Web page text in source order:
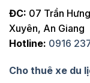
ĐC: 07 Trần
Xuyên, An Giang
Hotline: 0916
Cho thuê xe du